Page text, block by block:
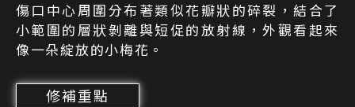
傷口中心周圍分布著類似花瓣狀的碎裂，結合了
小範圍的層狀剝離與短促的放射線，外觀看起來
像一朵綻放的小梅花。
修補重點